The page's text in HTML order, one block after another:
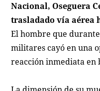
Nacional, Oseguera
trasladado vía aérea
El hombre que
militares cayó en una
reacción inmediata en